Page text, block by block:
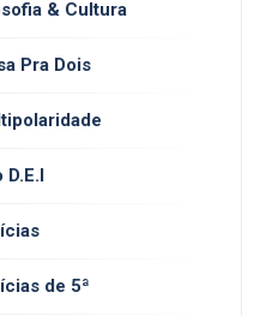
& Cultura
Pra Dois
D.E.I
de 5ª